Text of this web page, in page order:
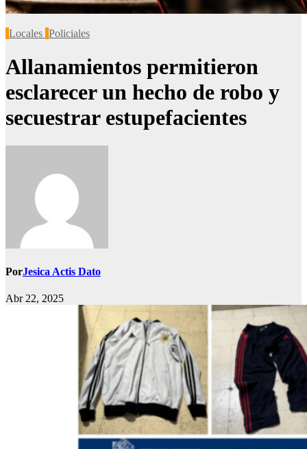
Locales Policiales
Allanamientos permitieron
esclarecer un hecho de robo y
secuestrar estupefacientes
PorJesica Actis Dato
Abr 22, 2025